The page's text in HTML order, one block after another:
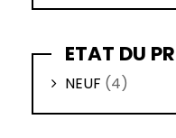
ETAT DU
NEUF (4)